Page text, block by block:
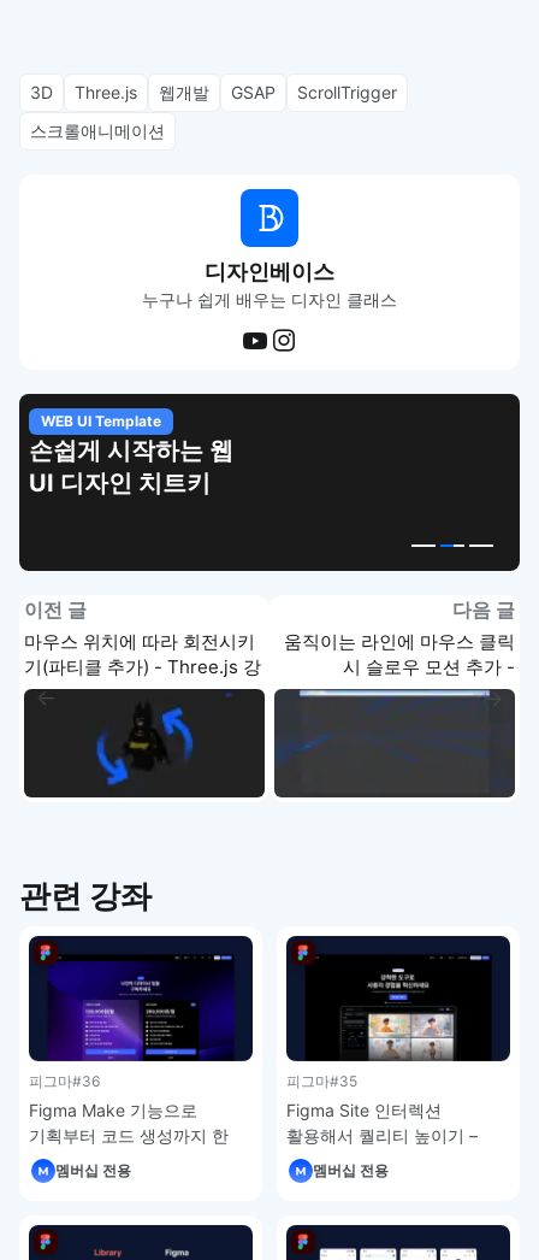
3D Three.js 웹개발 GSAP
ScrollTrigger
스크롤애니메이션
디자인베이스
누구나 쉽게 배우는 디자인 클래스
WEB UI Template
손쉽게 시작하는 웹
UI 디자인 치트키
이전 글
마우스 위치에 따라 회전시키
기(파티클 추가) - Three.js 강
의
다음 글
움직이는 라인에 마우스 클릭
시 슬로우 모션 추가 -
Three.js 강의
관련 강좌
피그마#36
Figma Make 기능으로
기획부터 코드 생성까지 한
번에 – 피그마 강좌 4-7
멤버십 전용
피그마#35
Figma Site 인터렉션
활용해서 퀄리티 높이기 –
피그마 강좌 4-6
멤버십 전용